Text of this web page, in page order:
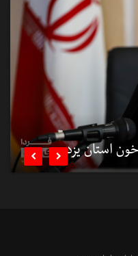
استان یزد  